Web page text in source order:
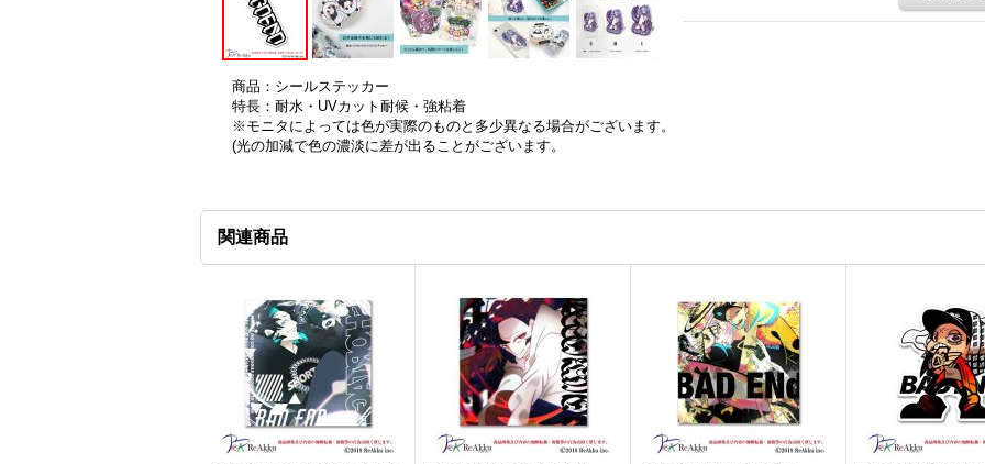
商品：シールステッカー
特長：耐水・UVカット耐候・強粘着
※モニタによっては色が実際のものと多少異なる場合がございます。
(光の加減で色の濃淡に差が出ることがございます。
関連商品